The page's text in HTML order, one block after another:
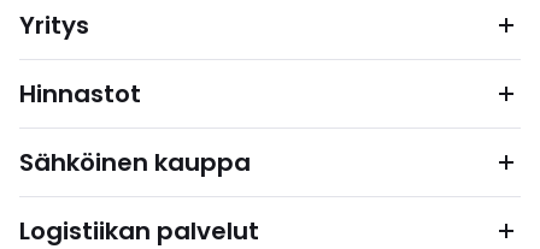
Yritys
Hinnastot
Sähköinen kauppa
Logistiikan palvelut